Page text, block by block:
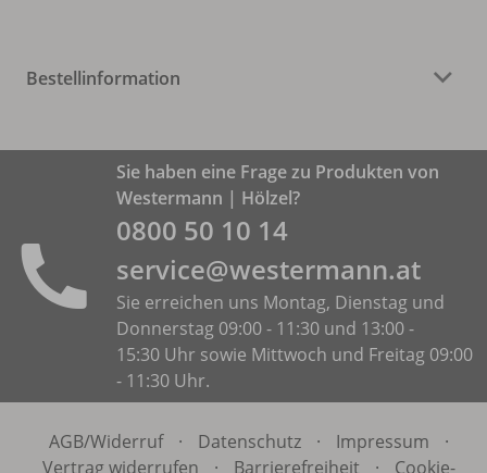
Bestellinformation
Sie haben eine Frage zu Produkten von
Westermann | Hölzel?
0800 50 10 14
service@westermann.at
Sie erreichen uns Montag, Dienstag und
Donnerstag 09:00 - 11:30 und 13:00 -
15:30 Uhr sowie Mittwoch und Freitag 09:00
- 11:30 Uhr.
AGB/Widerruf · Datenschutz · Impressum
·
Vertrag widerrufen
· Barrierefreiheit · Cookie-